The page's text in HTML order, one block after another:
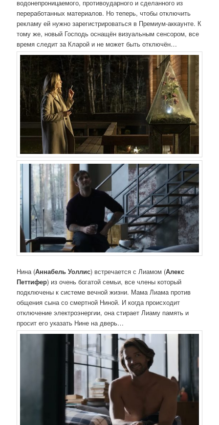
водонепроницаемого, противоударного и сделанного из
переработанных материалов. Но теперь, чтобы отключить
рекламу ей нужно зарегистрироваться в Премиум-аккаунте. К
тому же, новый Господь оснащён визуальным сенсором, все
время следит за Кларой и не может быть отключён…
Нина (Аннабель Уоллис) встречается с Лиамом (Алекс
Петтифер) из очень богатой семьи, все члены который
подключены к системе вечной жизни. Мама Лиама против
общения сына со смертной Ниной. И когда происходит
отключение электроэнергии, она стирает Лиаму память и
просит его указать Нине на дверь…